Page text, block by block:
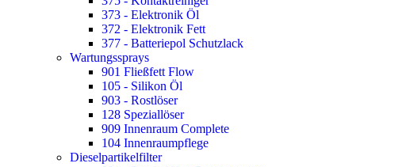
373 - Elektronik Öl
372 - Elektronik Fett
377 - Batteriepol Schutzlack
Wartungssprays
901 Fließfett Flow
105 - Silikon Öl
903 - Rostlöser
128 Speziallöser
909 Innenraum Complete
104 Innenraumpflege
Dieselpartikelfilter